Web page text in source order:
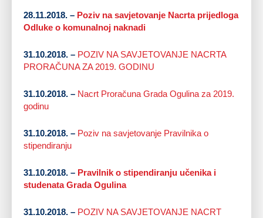
28.11.2018. – Poziv na savjetovanje Nacrta prijedloga
Odluke o komunalnoj naknadi
31.10.2018. – POZIV NA SAVJETOVANJE NACRTA
PRORAČUNA ZA 2019. GODINU
31.10.2018. – Nacrt Proračuna Grada Ogulina za 2019.
godinu
31.10.2018. – Poziv na savjetovanje Pravilnika o
stipendiranju
31.10.2018. – Pravilnik o stipendiranju učenika i
studenata Grada Ogulina
31.10.2018. – POZIV NA SAVJETOVANJE NACRT